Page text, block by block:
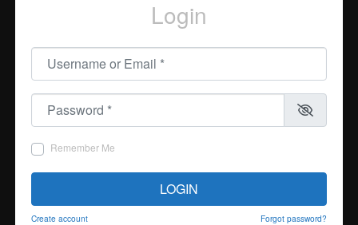
Login
Username or Email
Password
Remember Me
LOGIN
Create account Forgot password?